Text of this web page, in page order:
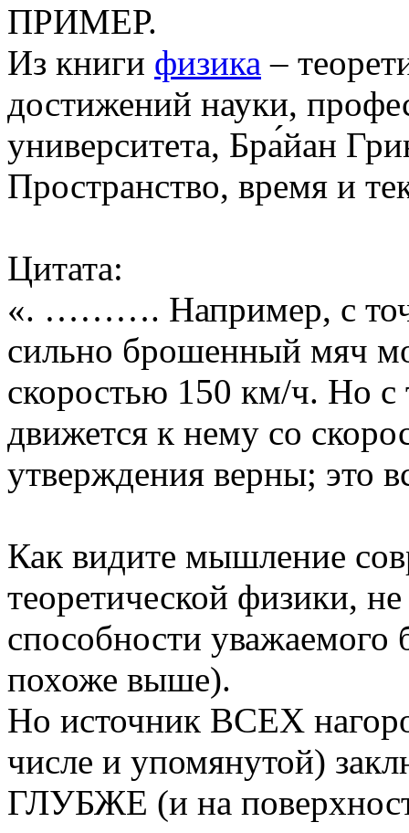
ПРИМЕР.
Из книги физика –
достижений науки,
университета, Бра́йан
Пространство, время и
Цитата:
«. ………. Например, с
сильно брошенный мяч
скоростью 150 км/ч. Но с
движется к нему со
утверждения верны; это
Как видите мышление
теоретической физики,
способности уважаемого
похоже выше).
Но источник ВСЕХ
числе и упомянутой)
ГЛУБЖЕ (и на